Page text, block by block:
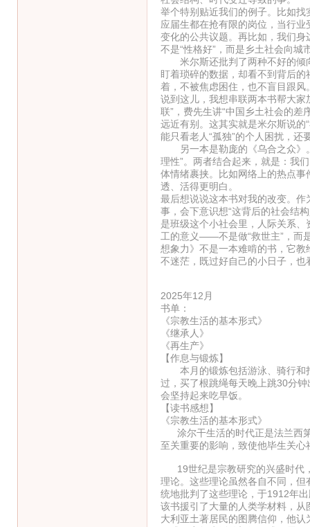
举个特别贴近我们的例子。比如找
应届生都在抢有限的岗位，当行
变化的公共议题。再比如，我们
不是“性格好”，而是乡土社会向
米尔斯还批判了两种不好的倾
盯着琐碎的数据，却看不到背后
着，不被焦虑困住，也不盲目跟风
说到这儿，我想串联两本书帮大
联”，费先生讲“中国乡土社会的
远近有别。这其实就是米尔斯说的
能只看老人“孤独”的个人困扰，还
另一本是勒庞的《乌合之众》。
理性”。两者结合起来，就是：我
体情绪裹挟。比如网络上的热点
透、活得更明白。
最后想说说这本书对我的改变。
事，会下意识想“这背后的社会结
是班级这个小社会里，人际关系
工的意义——不是做“救世主”，而
想象力》不是一本难啃的书，它
不迷茫，既过好自己的小日子，也
2025年12月
书单：
《宗教生活的基本形式》
《继承人》
《再生产》
【作息与锻炼】
本月的锻炼包括游泳、骑行和
过，买了根跳绳每天晚上跳30分
会坚持起来吃早饭。
【读书感想】
《宗教生活的基本形式》
涂尔干生活的时代正是法兰西第
至关重要的影响，致使他毕生关
19世纪是宗教研究的兴盛时代
理论。这些理论虽然各自不同，
统地批判了这些理论，于1912年
该书援引了大量的人类学材料，
大利亚土著居民的图腾信仰，他